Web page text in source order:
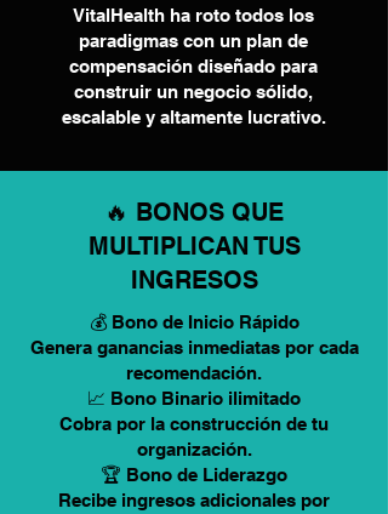
VitalHealth ha roto todos los
paradigmas con un plan de
compensación diseñado para
construir un negocio sólido,
escalable y altamente lucrativo.
🔥 BONOS QUE
MULTIPLICAN TUS
INGRESOS
💰 Bono de Inicio Rápido
Genera ganancias inmediatas por cada
recomendación.
📈 Bono Binario ilimitado
Cobra por la construcción de tu
organización.
🏆 Bono de Liderazgo
Recibe ingresos adicionales por